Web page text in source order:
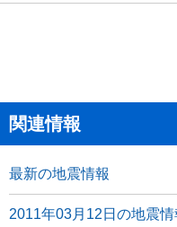
関連情報
最新の地震情報
2011年03月12日の地震情